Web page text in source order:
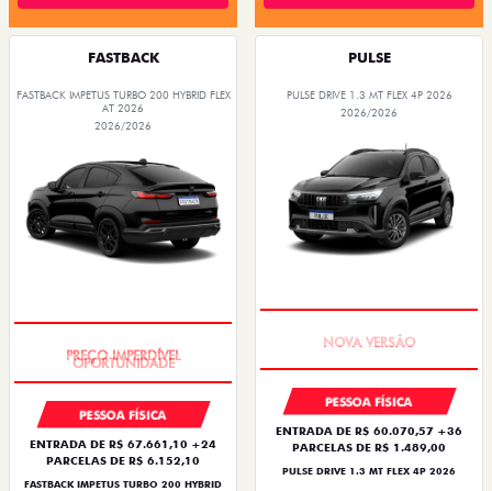
FASTBACK
FASTBACK IMPETUS TURBO 200 HYBRID FLEX
AT 2026
2026/2026
PESSOA FÍSICA
ENTRADA DE R$ 67.661,10 +24
PARCELAS DE R$ 6.152,10
FASTBACK IMPETUS TURBO 200 HYBRID
PULSE
PULSE DRIVE 1.3 MT FLEX 4P 2026
2026/2026
PESSOA FÍSICA
ENTRADA DE R$ 60.070,57 +36
PARCELAS DE R$ 1.489,00
PULSE DRIVE 1.3 MT FLEX 4P 2026